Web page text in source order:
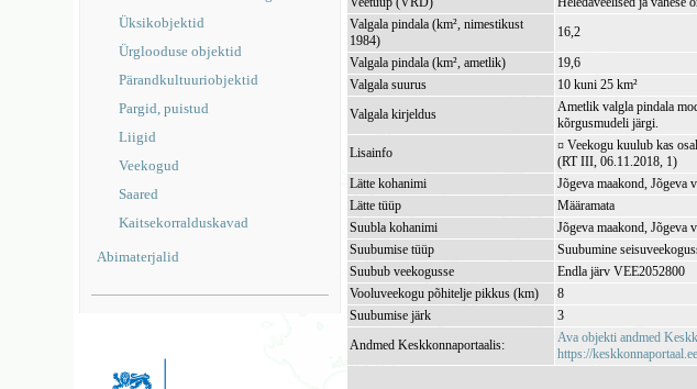
Üksikobjektid
Ürglooduse objektid
Pärandkultuuriobjektid
Pargid, puistud
Liigid
Veekogud
Saared
Kaitsekorralduskavad
Abimaterjalid
Valgala pindala (km², nimestikust
1984)
16,2
Valgala pindala (km², ametlik)
19,6
Valgala suurus
10 kuni 25 km²
Valgala kirjeldus
Ametlik valgla pindala
kõrgusmudeli järgi.
Lisainfo
¤ Veekogu kuulub kas
(RT III, 06.11.2018, 1)
Lätte kohanimi
Jõgeva maakond, Jõgeva
Lätte tüüp
Määramata
Suubla kohanimi
Jõgeva maakond, Jõgeva
Suubumise tüüp
Suubumine
Suubub veekogusse
Endla järv VEE2052800
Vooluveekogu põhitelje pikkus (km)
8
Suubumise järk
3
Andmed Keskkonnaportaalis:
Ava objekti andmed
https://